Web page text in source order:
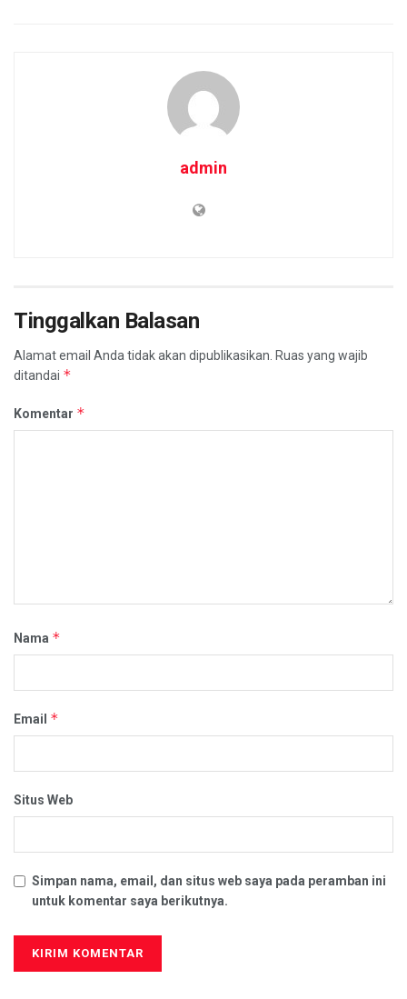
admin
Tinggalkan Balasan
Alamat email Anda tidak akan dipublikasikan. Ruas yang wajib
ditandai *
Komentar *
Nama *
Email *
Situs Web
Simpan nama, email, dan situs web saya pada peramban ini
untuk komentar saya berikutnya.